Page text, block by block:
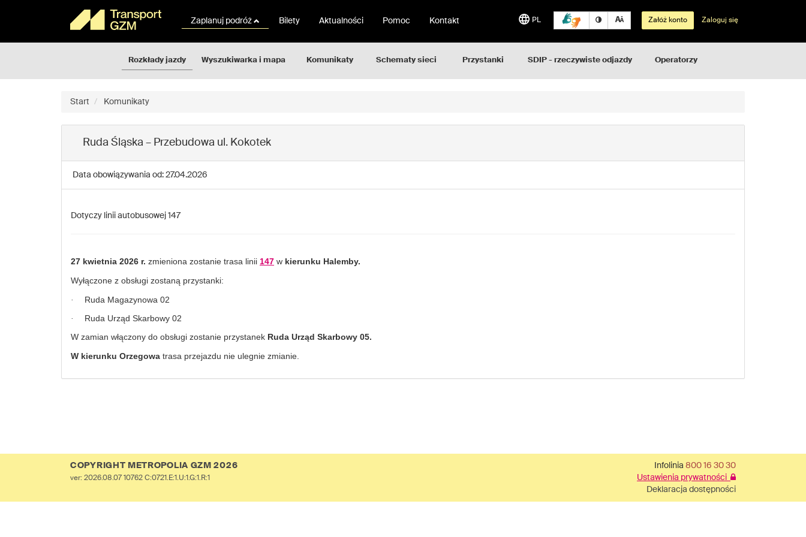
strony
Zaplanuj podróż Bilety Aktualności Pomoc Kontakt PL Załóż konto Zaloguj się
Rozkłady jazdy Wyszukiwarka i mapa Komunikaty Schematy sieci Przystanki SDIP - rzeczywiste odjazdy Operatorzy
Start Komunikaty
Ruda Śląska – Przebudowa ul. Kokotek
Data obowiązywania od: 27.04.2026
Dotyczy linii autobusowej 147
27 kwietnia 2026 r. zmieniona zostanie trasa linii 147 w kierunku Halemby.
Wyłączone z obsługi zostaną przystanki:
· Ruda Magazynowa 02
·
Ruda Urząd Skarbowy 02
W zamian włączony do obsługi zostanie przystanek Ruda Urząd Skarbowy 05.
W kierunku Orzegowa trasa przejazdu nie ulegnie zmianie.
COPYRIGHT METROPOLIA GZM 2026 Infolinia 800 16 30 30
ver: 2026.08.07 10762 C:0721.E:1.U:1.G:1.R:1
Ustawienia prywatności
Deklaracja dostępności